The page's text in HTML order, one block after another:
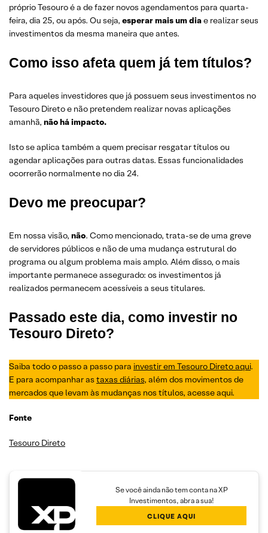
próprio Tesouro é a de fazer novos agendamentos para quarta-
feira, dia 25, ou após. Ou seja, esperar mais um diae realizar seus
investimentos da mesma maneira que antes.
Como isso afeta quem já tem títulos?
Para aqueles investidores que já possuem seus investimentos no
Tesouro Direto e não pretendem realizar novas aplicações
amanhã, não há impacto.
Isto se aplica também a quem precisar resgatar títulos ou
agendar aplicações para outras datas. Essas funcionalidades
ocorrerão normalmente no dia 24.
Devo me preocupar?
Em nossa visão, não. Como mencionado, trata-se de uma greve
de servidores públicos e não de uma mudança estrutural do
programa ou algum problema mais amplo. Além disso, o mais
importante permanece assegurado: os investimentos já
realizados permanecem acessíveis a seus titulares.
Passado este dia, como investir no
Tesouro Direto?
Saiba todo o passo a passo para investir em Tesouro Direto aqui.
E para acompanhar as taxas diárias, além dos movimentos de
mercados que levam às mudanças nos títulos, acesse aqui.
Fonte
Tesouro Direto
Se você ainda não tem conta na XP
Investimentos, abra a sua!
CLIQUE AQUI